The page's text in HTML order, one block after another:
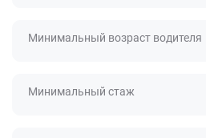
Минимальный возраст водителя
Минимальный стаж